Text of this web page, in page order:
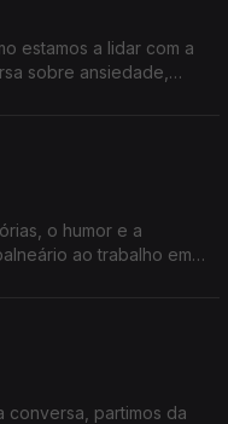
estamos a lidar com a
sobre ansiedade,
o humor e a
ao trabalho em
conversa, partimos da